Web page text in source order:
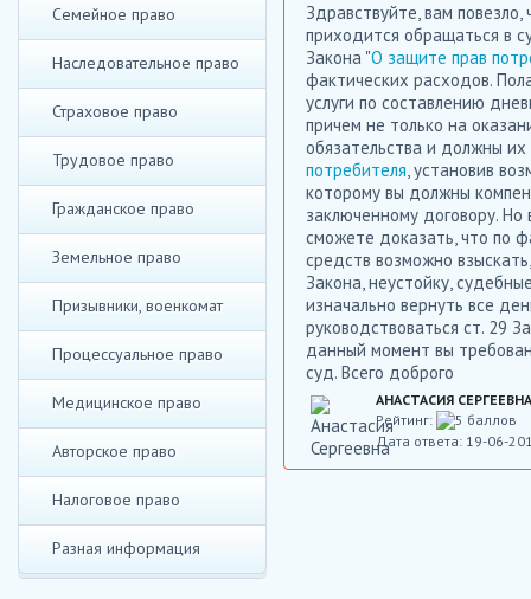
Семейное право
Наследовательное право
Страховое право
Трудовое право
Гражданское право
Земельное право
Призывники, военкомат
Процессуальное право
Медицинское право
Авторское право
Налоговое право
Разная информация
Здравствуйте, вам
приходится обращаться в
Закона "О защите прав
фактических расходов.
услуги по составлению
причем не только на
обязательства и должны
потребителя, установив
которому вы должны
заключенному договору.
сможете доказать, что по
средств возможно
Закона, неустойку,
изначально вернуть все
руководствоваться ст. 29
данный момент вы
суд. Всего доброго
АНАСТАСИЯ СЕРГЕЕВНА
Рейтинг:
Дата ответа: 19-06-